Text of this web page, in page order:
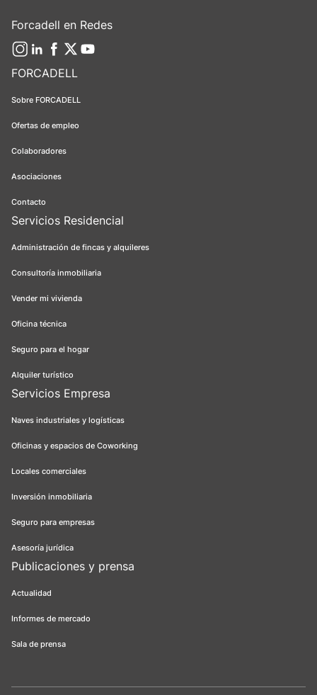
FORCADELL
Sobre FORCADELL
Ofertas de empleo
Colaboradores
Asociaciones
Contacto
Servicios Residencial
Administración de fincas y alquileres
Consultoría inmobiliaria
Vender mi vivienda
Oficina técnica
Seguro para el hogar
Alquiler turístico
Servicios Empresa
Naves industriales y logísticas
Oficinas y espacios de Coworking
Locales comerciales
Inversión inmobiliaria
Seguro para empresas
Asesoría jurídica
Publicaciones y prensa
Actualidad
Informes de mercado
Sala de prensa
Forcadell en Redes